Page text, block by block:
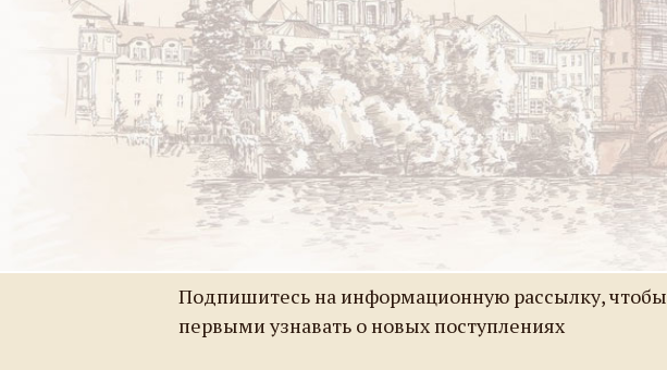
Подпишитесь на информационную рассылку, чтобы
первыми узнавать о новых поступлениях